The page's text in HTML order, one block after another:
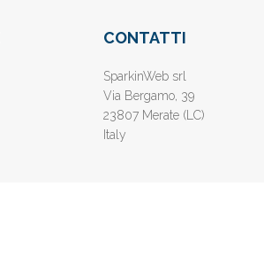
CONTATTI
SparkinWeb srl
Via Bergamo, 39
23807 Merate (LC)
Italy